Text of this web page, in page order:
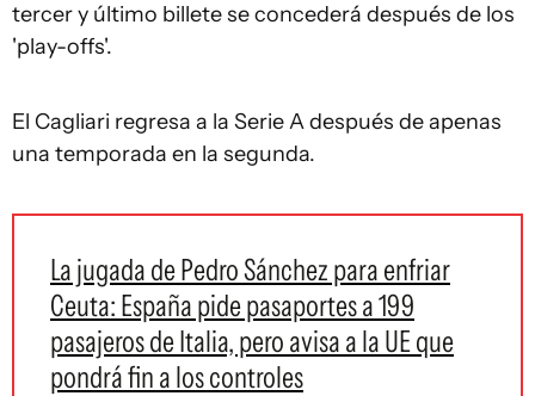
tercer y último billete se concederá después de los
'play-offs'.
El Cagliari regresa a la Serie A después de apenas
una temporada en la segunda.
La jugada de Pedro Sánchez para enfriar
Ceuta: España pide pasaportes a 199
pasajeros de Italia, pero avisa a la UE que
pondrá fin a los controles